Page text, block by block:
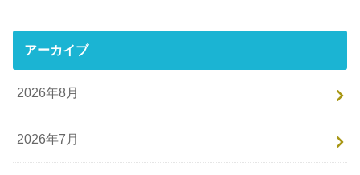
アーカイブ
2026年8月
2026年7月